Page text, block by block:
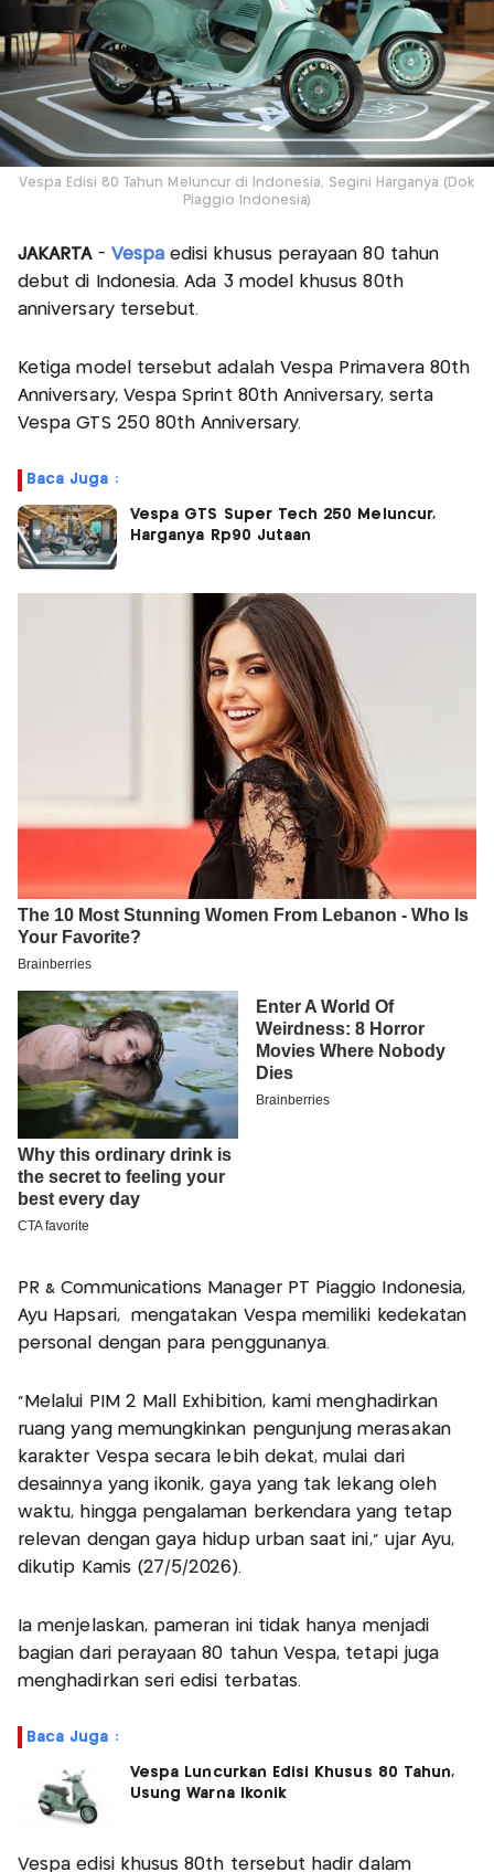
Vespa Edisi 80 Tahun Meluncur di Indonesia, Segini Harganya (Dok
Piaggio Indonesia)
JAKARTA- Vespaedisi khusus perayaan 80 tahun
debut di Indonesia. Ada 3 model khusus 80th
anniversary tersebut.
Ketiga model tersebut adalah Vespa Primavera 80th
Anniversary, Vespa Sprint 80th Anniversary, serta
Vespa GTS 250 80th Anniversary.
Baca Juga :
Vespa GTS Super Tech 250 Meluncur,
Harganya Rp90 Jutaan
PR & Communications Manager PT Piaggio Indonesia,
Ayu Hapsari, mengatakan Vespa memiliki kedekatan
personal dengan para penggunanya.
"Melalui PIM 2 Mall Exhibition, kami menghadirkan
ruang yang memungkinkan pengunjung merasakan
karakter Vespa secara lebih dekat, mulai dari
desainnya yang ikonik, gaya yang tak lekang oleh
waktu, hingga pengalaman berkendara yang tetap
relevan dengan gaya hidup urban saat ini," ujar Ayu,
dikutip Kamis (27/5/2026).
Ia menjelaskan, pameran ini tidak hanya menjadi
bagian dari perayaan 80 tahun Vespa, tetapi juga
menghadirkan seri edisi terbatas.
Baca Juga :
Vespa Luncurkan Edisi Khusus 80 Tahun,
Usung Warna Ikonik
Vespa edisi khusus 80th tersebut hadir dalam